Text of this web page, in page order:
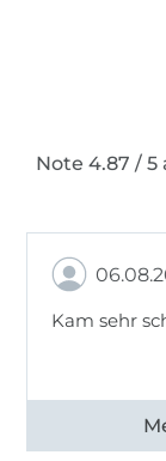
Note 4.87 /
Kam sehr
Alle